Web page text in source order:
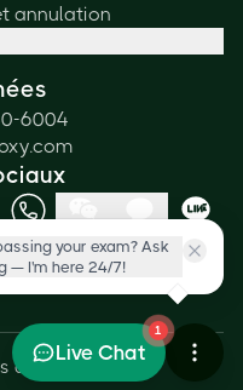
annulation
6004
droits réservés.
your exam? Ask
— I'm here 24/7!
1
Live Chat